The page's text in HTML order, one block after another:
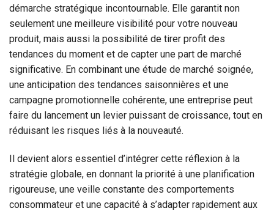
démarche stratégique incontournable. Elle garantit non
seulement une meilleure visibilité pour votre nouveau
produit, mais aussi la possibilité de tirer profit des
tendances du moment et de capter une part de marché
significative. En combinant une étude de marché soignée,
une anticipation des tendances saisonnières et une
campagne promotionnelle cohérente, une entreprise peut
faire du lancement un levier puissant de croissance, tout en
réduisant les risques liés à la nouveauté.
Il devient alors essentiel d’intégrer cette réflexion à la
stratégie globale, en donnant la priorité à une planification
rigoureuse, une veille constante des comportements
consommateur et une capacité à s’adapter rapidement aux